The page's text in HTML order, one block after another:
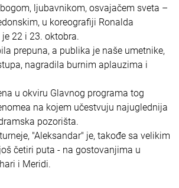
ljubavnikom, osvajačem sveta –
u koreografiji Ronalda
22 i 23. oktobra.
prepuna, a publika je naše umetnike,
nagradila burnim aplauzima i
u okviru Glavnog programa tog
na kojem učestvuju najuglednija
pozorišta.
"Aleksandar" je, takođe sa velikim
četiri puta - na gostovanjima u
i Meridi.